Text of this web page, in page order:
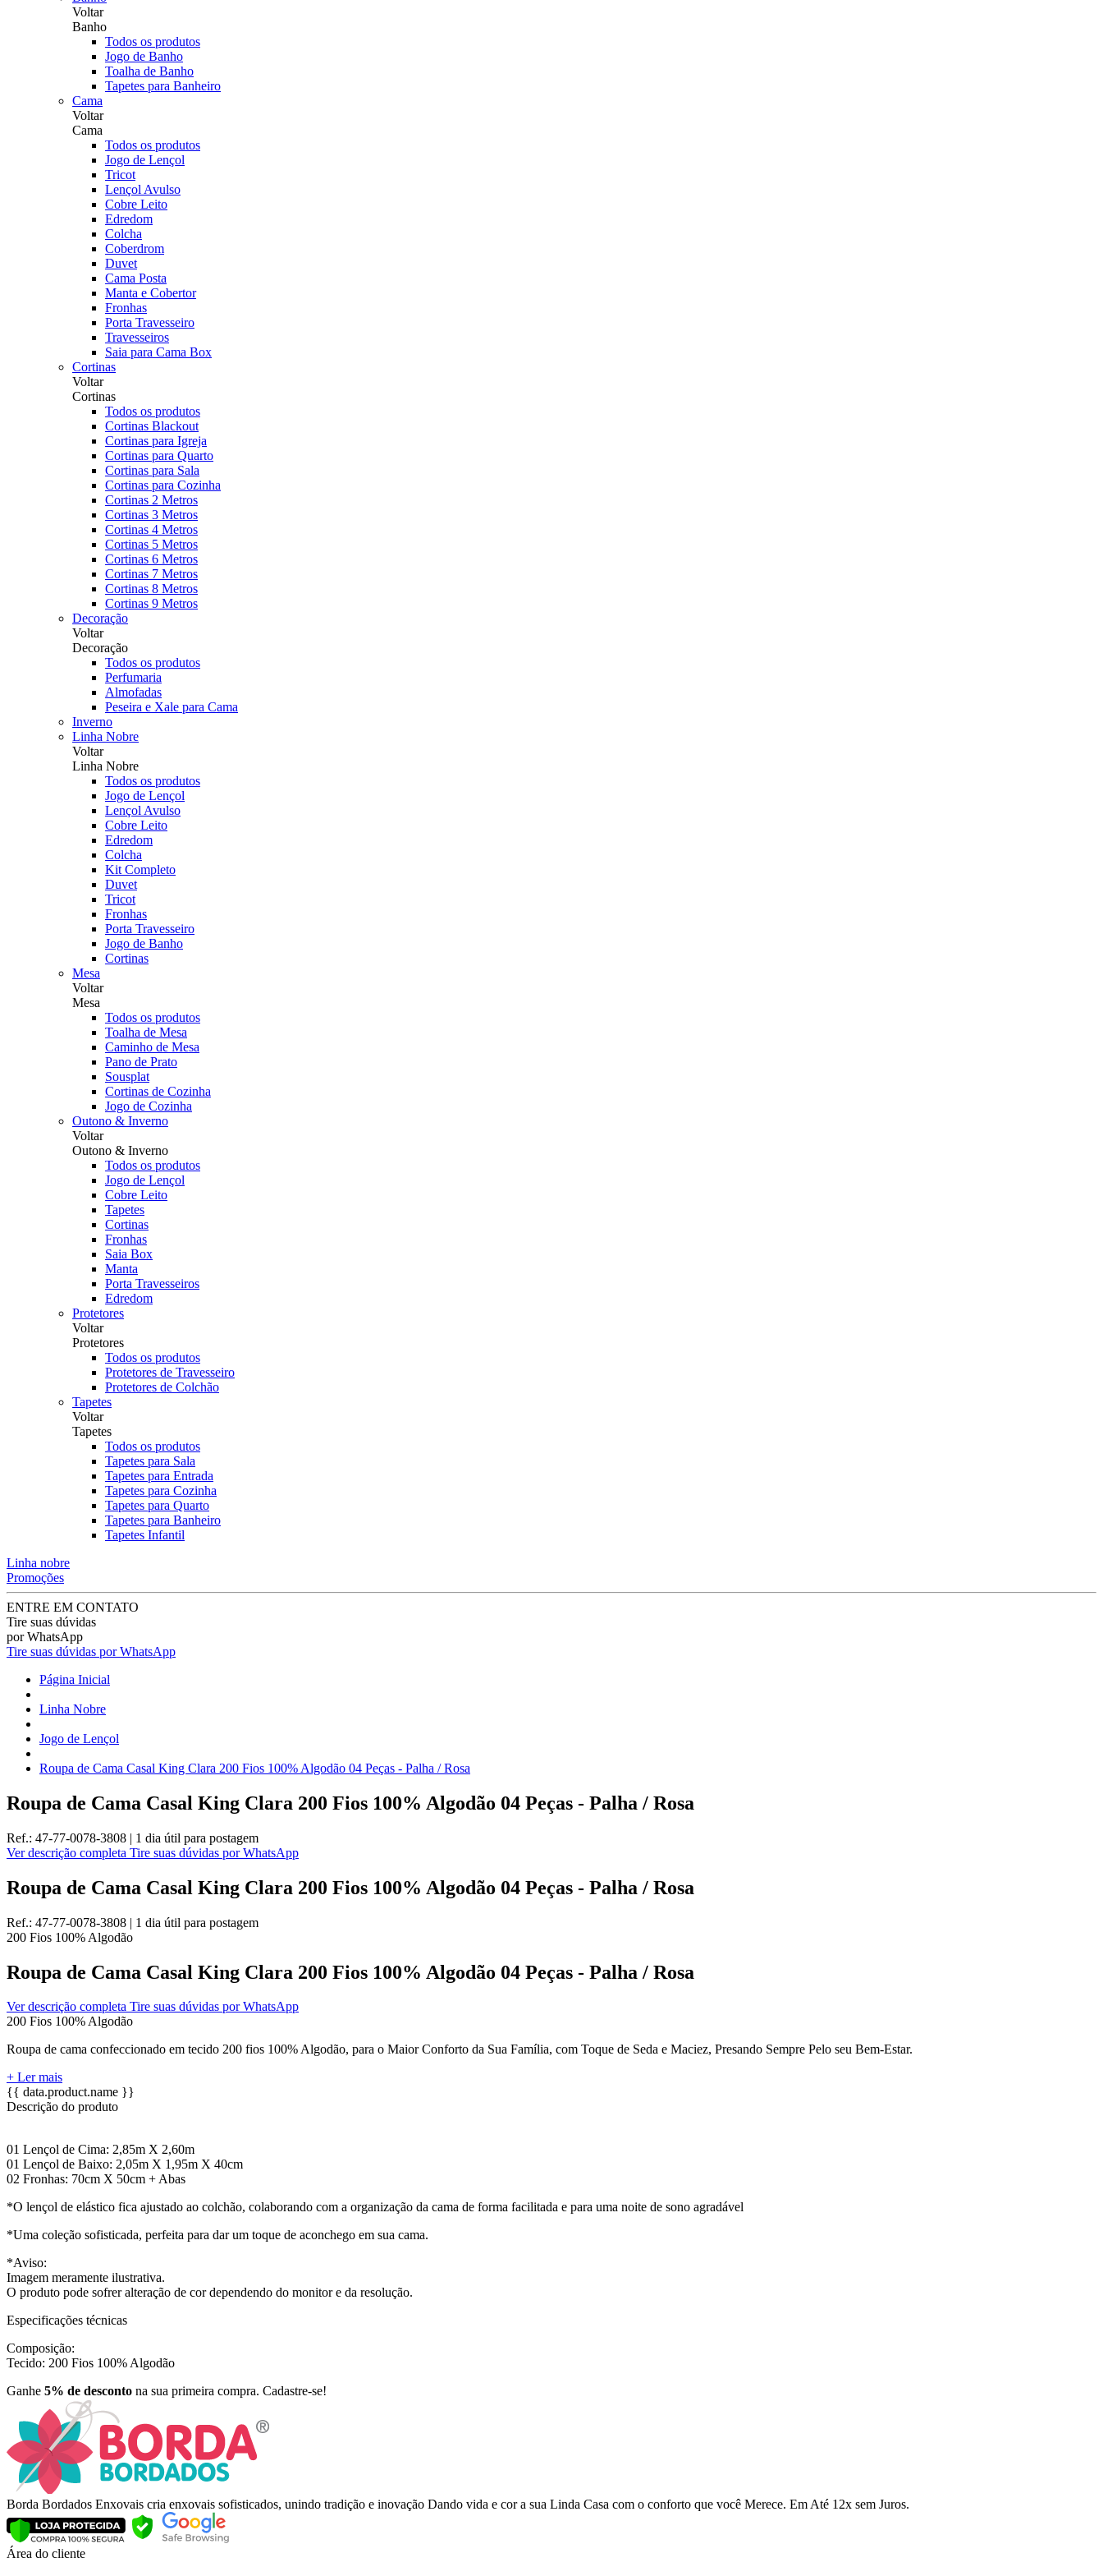
Voltar
Banho
Todos os produtos
Jogo de Banho
Toalha de Banho
Tapetes para Banheiro
Cama
Voltar
Cama
Todos os produtos
Jogo de Lençol
Tricot
Lençol Avulso
Cobre Leito
Edredom
Colcha
Coberdrom
Duvet
Cama Posta
Manta e Cobertor
Fronhas
Porta Travesseiro
Travesseiros
Saia para Cama Box
Cortinas
Voltar
Cortinas
Todos os produtos
Cortinas Blackout
Cortinas para Igreja
Cortinas para Quarto
Cortinas para Sala
Cortinas para Cozinha
Cortinas 2 Metros
Cortinas 3 Metros
Cortinas 4 Metros
Cortinas 5 Metros
Cortinas 6 Metros
Cortinas 7 Metros
Cortinas 8 Metros
Cortinas 9 Metros
Decoração
Voltar
Decoração
Todos os produtos
Perfumaria
Almofadas
Peseira e Xale para Cama
Inverno
Linha Nobre
Voltar
Linha Nobre
Todos os produtos
Jogo de Lençol
Lençol Avulso
Cobre Leito
Edredom
Colcha
Kit Completo
Duvet
Tricot
Fronhas
Porta Travesseiro
Jogo de Banho
Cortinas
Mesa
Voltar
Mesa
Todos os produtos
Toalha de Mesa
Caminho de Mesa
Pano de Prato
Sousplat
Cortinas de Cozinha
Jogo de Cozinha
Outono & Inverno
Voltar
Outono & Inverno
Todos os produtos
Jogo de Lençol
Cobre Leito
Tapetes
Cortinas
Fronhas
Saia Box
Manta
Porta Travesseiros
Edredom
Protetores
Voltar
Protetores
Todos os produtos
Protetores de Travesseiro
Protetores de Colchão
Tapetes
Voltar
Tapetes
Todos os produtos
Tapetes para Sala
Tapetes para Entrada
Tapetes para Cozinha
Tapetes para Quarto
Tapetes para Banheiro
Tapetes Infantil
Linha nobre
Promoções
ENTRE EM CONTATO
Tire suas dúvidas
por WhatsApp
Tire suas dúvidas por WhatsApp
Página Inicial
Linha Nobre
Jogo de Lençol
Roupa de Cama Casal King Clara 200 Fios 100% Algodão 04 Peças - Palha / Rosa
Roupa de Cama Casal King Clara 200 Fios 100% Algodão 04 Peças - Palha / Rosa
Ref.: 47-77-0078-3808 | 1 dia útil para postagem
Ver descrição completa Tire suas dúvidas por WhatsApp
Roupa de Cama Casal King Clara 200 Fios 100% Algodão 04 Peças - Palha / Rosa
Ref.: 47-77-0078-3808 | 1 dia útil para postagem
200 Fios 100% Algodão
Roupa de Cama Casal King Clara 200 Fios 100% Algodão 04 Peças - Palha / Rosa
Ver descrição completa Tire suas dúvidas por WhatsApp
200 Fios 100% Algodão
Roupa de cama confeccionado em tecido 200 fios 100% Algodão, para o Maior Conforto da Sua Família, com Toque de Seda e Maciez, Presando Sempre Pelo seu Bem-Estar.
+ Ler mais
{{ data.product.name }}
Descrição do produto
01 Lençol de Cima: 2,85m X 2,60m
01 Lençol de Baixo: 2,05m X 1,95m X 40cm
02 Fronhas: 70cm X 50cm + Abas
*O lençol de elástico fica ajustado ao colchão, colaborando com a organização da cama de forma facilitada e para uma noite de sono agradável
*Uma coleção sofisticada, perfeita para dar um toque de aconchego em sua cama.
*Aviso:
Imagem meramente ilustrativa.
O produto pode sofrer alteração de cor dependendo do monitor e da resolução.
Especificações técnicas
Composição:
Tecido: 200 Fios 100% Algodão
Ganhe 5% de desconto na sua primeira compra. Cadastre-se!
Borda Bordados Enxovais cria enxovais sofisticados, unindo tradição e inovação Dando vida e cor a sua Linda Casa com o conforto que você Merece. Em Até 12x sem Juros.
Área do cliente